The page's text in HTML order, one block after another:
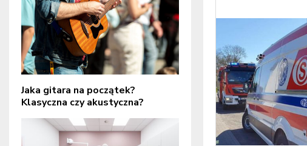
Jaka gitara na początek?
Klasyczna czy akustyczna?